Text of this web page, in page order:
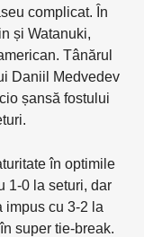
complicat. În
și Watanuki,
Tânărul
Daniil Medvedev
șansă fostului
în optimile
1-0 la seturi, dar
impus cu 3-2 la
super tie-break.